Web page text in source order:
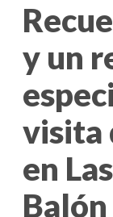
y un
visita
en
Balón